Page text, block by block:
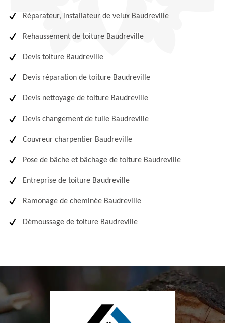
Réparateur, installateur de velux Baudreville
Rehaussement de toiture Baudreville
Devis toiture Baudreville
Devis réparation de toiture Baudreville
Devis nettoyage de toiture Baudreville
Devis changement de tuile Baudreville
Couvreur charpentier Baudreville
Pose de bâche et bâchage de toiture Baudreville
Entreprise de toiture Baudreville
Ramonage de cheminée Baudreville
Démoussage de toiture Baudreville